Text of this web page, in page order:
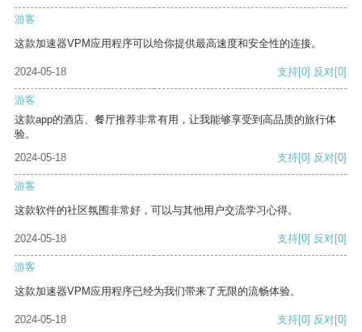
游客
这款加速器VPM应用程序可以给你提供最高速度和安全性的连接。
2024-05-18 支持[0] 反对[0]
游客
这款app的酒店、餐厅推荐非常有用，让我能够享受到高品质的旅行体
验。
2024-05-18
支持[0] 反对[0]
游客
这款软件的社区氛围非常好，可以与其他用户交流学习心得。
2024-05-18 支持[0] 反对[0]
游客
这款加速器VPM应用程序已经为我们带来了无限的流畅体验。
2024-05-18 支持[0] 反对[0]